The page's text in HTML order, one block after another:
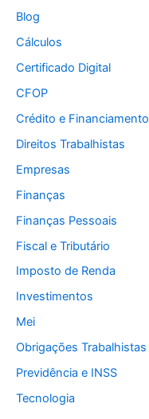
Blog
Cálculos
Certificado Digital
CFOP
Crédito e Financiamento
Direitos Trabalhistas
Empresas
Finanças
Finanças Pessoais
Fiscal e Tributário
Imposto de Renda
Investimentos
Mei
Obrigações Trabalhistas
Previdência e INSS
Tecnologia